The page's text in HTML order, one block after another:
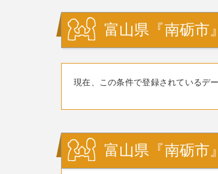
富山県『南砺市
現在、この条件で登録されているデ
富山県『南砺市